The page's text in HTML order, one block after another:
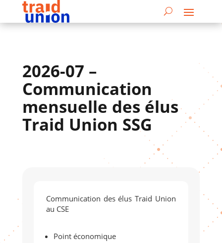
2026-07 –
Communication
mensuelle des élus
Traid Union SSG
Communication des élus Traid Union
au CSE
Point économique